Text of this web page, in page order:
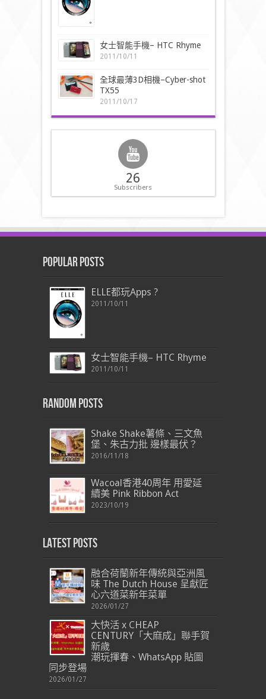
女士智能手機– HTC Rhyme
2011/10/11
全球最薄3D相機–Cyber-shot
TX55
2011/10/17
26
Subscribers
Popular Posts
ELLE都玩Apps ?
2011/10/11
女士智能手機– HTC Rhyme
2011/10/11
Random Posts
Shake Shake薯條、三文魚
堡、朱古力批 邊樣最伏？
2016/11/18
Wacoal香港40周年 用愛延
續美 Pink Ribbon Act
2023/10/19
Latest Posts
融合荷蘭新年傳統與亞洲風
味 The Dutch House 呈獻匠
心六道菜新年菜單
2026/01/27
大快活 x CHEAP
CENTURY「大麻成」聯手賀
新歲
潮玩揮春、WhatsApp 貼圖
同步登場
2026/01/27